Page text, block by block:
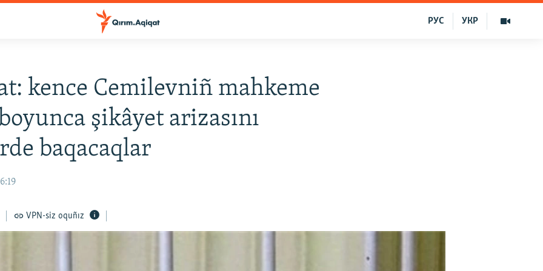
УКР
РУС
kence Cemilevniñ mahkeme
şikâyet arizasını
baqacaqlar
VPN-siz oquñız